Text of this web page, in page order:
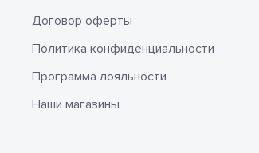
Договор оферты
Политика конфиденциальности
Программа лояльности
Наши магазины